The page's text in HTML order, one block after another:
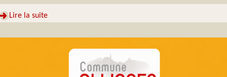
Lire la suite